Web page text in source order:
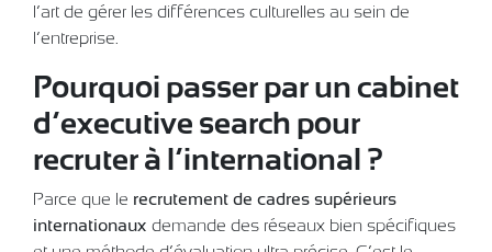
l’art de gérer les différences culturelles au sein de
l’entreprise.
Pourquoi passer par un cabinet
d’executive search pour
recruter à l’international ?
Parce que le recrutement de cadres supérieurs
internationaux demande des réseaux bien spécifiques